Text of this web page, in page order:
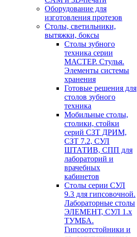
Оборудование для
изготовления протезов
Cтолы, светильники,
вытяжки, боксы
Столы зубного
техника серии
МАСТЕР. Стулья.
Элементы системы
хранения
Готовые решения для
столов зубного
техника
Мобильные столы,
столики, стойки
серий СЗТ ДРИМ,
СЗТ 7.2, СУЛ
ШТАТИВ, СПП для
лабораторий и
врачебных
кабинетов
Столы серии СУЛ
9.3 для гипсовочной.
Лабораторные столы
ЭЛЕМЕНТ, СУЛ 1.х
ТУМБА.
Гипсоотстойники и